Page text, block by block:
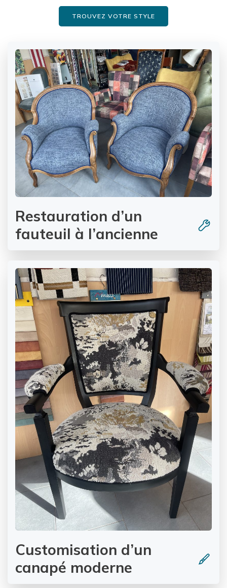
TROUVEZ VOTRE STYLE
Restauration d’un
fauteuil à l’ancienne
Customisation d’un
canapé moderne